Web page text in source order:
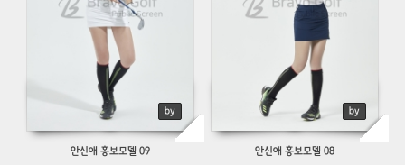
by
안신애 홍보모델 09
by
안신애 홍보모델 08